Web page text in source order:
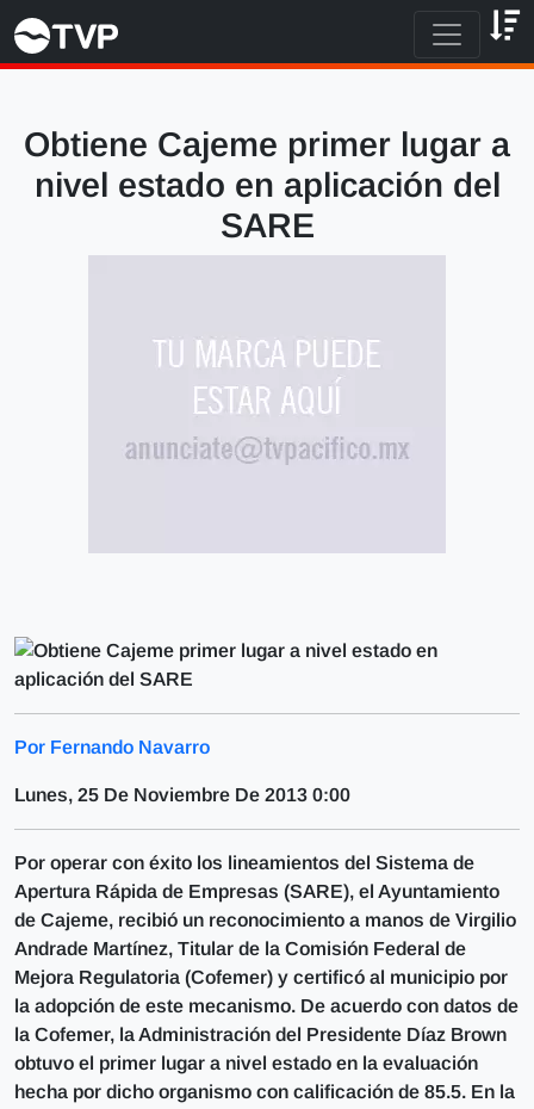
Obtiene Cajeme primer lugar a
nivel estado en aplicación del
SARE
Por Fernando Navarro
Lunes, 25 De Noviembre De 2013 0:00
Por operar con éxito los lineamientos del Sistema de
Apertura Rápida de Empresas (SARE), el Ayuntamiento
de Cajeme, recibió un reconocimiento a manos de Virgilio
Andrade Martínez, Titular de la Comisión Federal de
Mejora Regulatoria (Cofemer) y certificó al municipio por
la adopción de este mecanismo. De acuerdo con datos de
la Cofemer, la Administración del Presidente Díaz Brown
obtuvo el primer lugar a nivel estado en la evaluación
hecha por dicho organismo con calificación de 85.5. En la